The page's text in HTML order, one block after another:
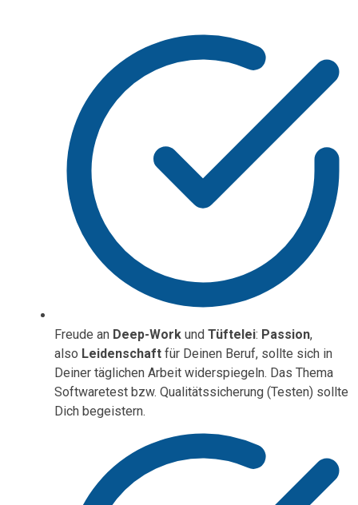
Freude an Deep-Work und Tüftelei: Passion,
also Leidenschaft für Deinen Beruf, sollte sich in
Deiner täglichen Arbeit widerspiegeln. Das Thema
Softwaretest bzw. Qualitätssicherung (Testen) sollte
Dich begeistern.